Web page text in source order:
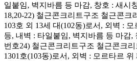
일붙임, 벽지바름 등 마감, 창호 : 새시
18,20-22) 철근콘크리트구조 철근콘크
103호 외 13세 대(102동)로서, 외벽 :
등, 내벽 : 타일붙임, 벽지바름 등 마감,
번호24) 철근콘크리트구조 철근콘크
1301호(103동)로서, 외벽 : 모르타르